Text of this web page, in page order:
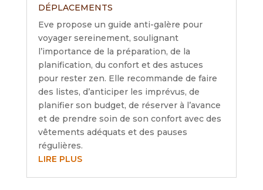
DÉPLACEMENTS
Eve propose un guide anti-galère pour
voyager sereinement, soulignant
l’importance de la préparation, de la
planification, du confort et des astuces
pour rester zen. Elle recommande de faire
des listes, d’anticiper les imprévus, de
planifier son budget, de réserver à l’avance
et de prendre soin de son confort avec des
vêtements adéquats et des pauses
régulières.
LIRE PLUS